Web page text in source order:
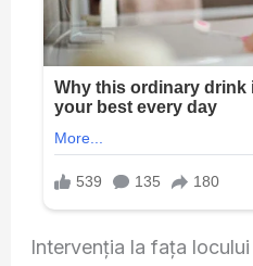
Intervenția la fața